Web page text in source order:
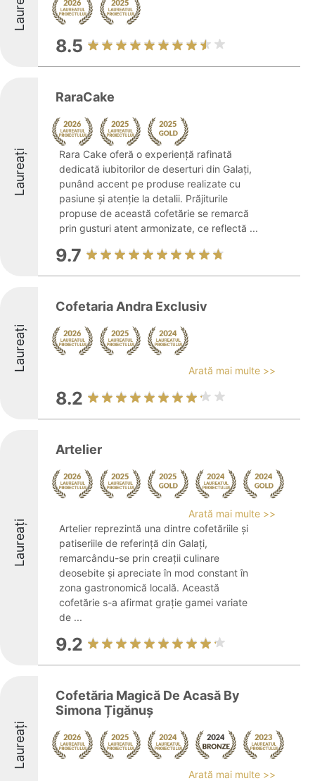
8.5
Laureați
RaraCake
Rara Cake oferă o experiență rafinată
dedicată iubitorilor de deserturi din Galați,
punând accent pe produse realizate cu
pasiune și atenție la detalii. Prăjiturile
propuse de această cofetărie se remarcă
prin gusturi atent armonizate, ce reflectă ...
9.7
Laureați
Cofetaria Andra Exclusiv
Arată mai multe >>
8.2
Laureați
Artelier
Arată mai multe >>
Artelier reprezintă una dintre cofetăriile și
patiseriile de referință din Galați,
remarcându-se prin creații culinare
deosebite și apreciate în mod constant în
zona gastronomică locală. Această
cofetărie s-a afirmat grație gamei variate
de ...
9.2
Laureați
Cofetăria Magică De Acasă By
Simona Țigănuș
Arată mai multe >>